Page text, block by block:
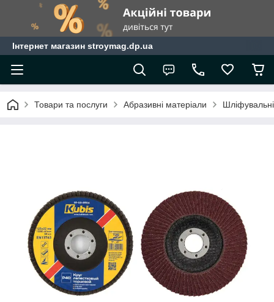
Інтернет магазин stroymag.dp.ua
Товари та послуги Абразивні матеріали